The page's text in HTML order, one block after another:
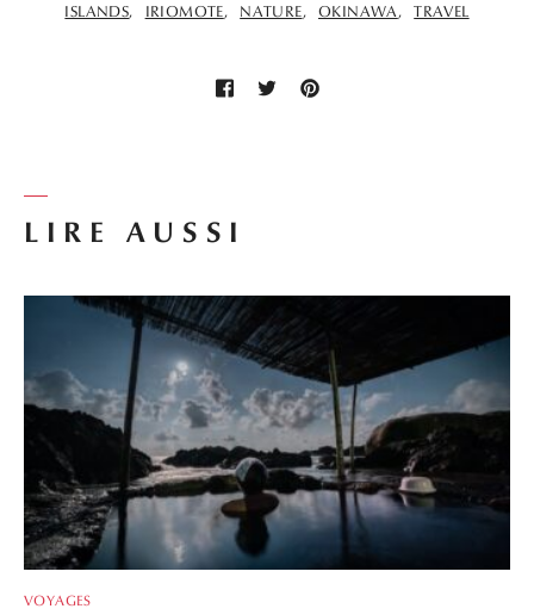
LIRE AUSSI
VOYAGES
ISLANDS IRIOMOTE NATURE OKINAWA TRAVEL